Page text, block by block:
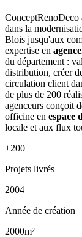
ConceptRenoDeco
dans la
Blois jusqu'aux
expertise en
du département :
distribution, créer
circulation client
de plus de 200
agenceurs conçoit
officine en espace
locale et aux flux
+200
Projets livrés
2004
Année de création
2000m²